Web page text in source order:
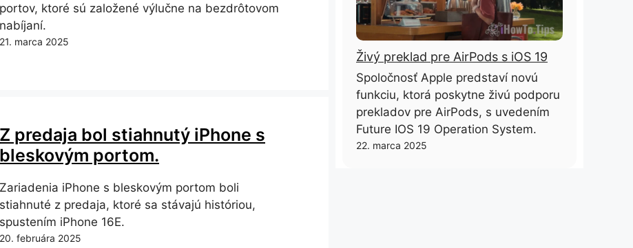
portov, ktoré sú založené výlučne na bezdrôtovom
nabíjaní.
21. marca 2025
Z predaja bol stiahnutý iPhone s
bleskovým portom.
Zariadenia iPhone s bleskovým portom boli
stiahnuté z predaja, ktoré sa stávajú históriou,
spustením iPhone 16E.
20. februára 2025
Živý preklad pre AirPods s iOS 19
Spoločnosť Apple predstaví novú
funkciu, ktorá poskytne živú podporu
prekladov pre AirPods, s uvedením
Future IOS 19 Operation System.
22. marca 2025